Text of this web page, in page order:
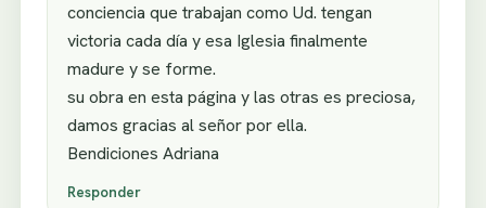
conciencia que trabajan como Ud. tengan
victoria cada día y esa Iglesia finalmente
madure y se forme.
su obra en esta página y las otras es preciosa,
damos gracias al señor por ella.
Bendiciones Adriana
Responder